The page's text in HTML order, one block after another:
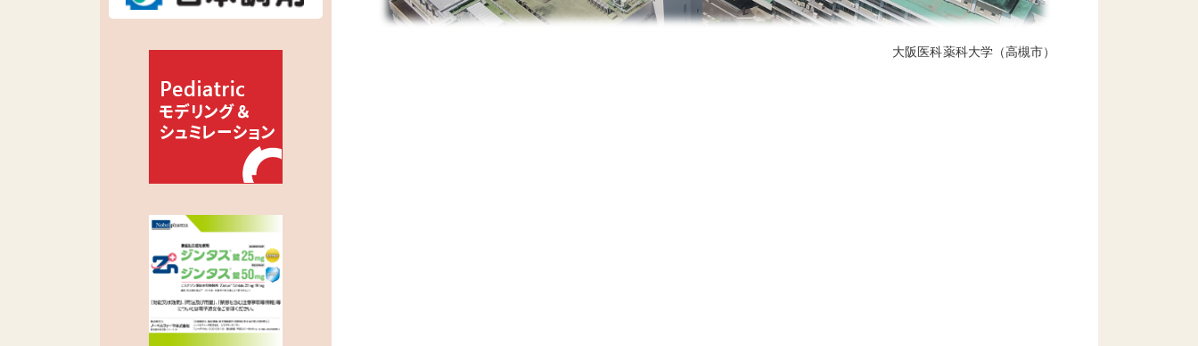
大阪医科薬科大学（高槻市）